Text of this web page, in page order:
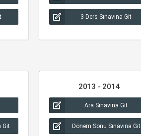
3 Ders Sınavına Git
Git
2013 - 2014
Ara Sınavına Git
Dönem Sonu Sınavına Git